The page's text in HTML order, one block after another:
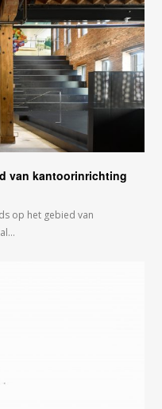
van kantoorinrichting
op het gebied van